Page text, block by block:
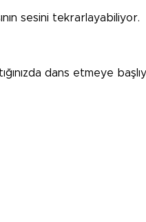
sesini tekrarlayabiliyor.
dans etmeye